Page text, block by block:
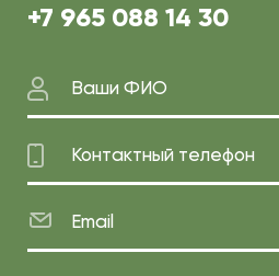
+7 965 088 14 30
Ваши ФИО
Контактный телефон
Email